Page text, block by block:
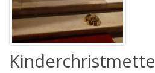
Kinderchristmette